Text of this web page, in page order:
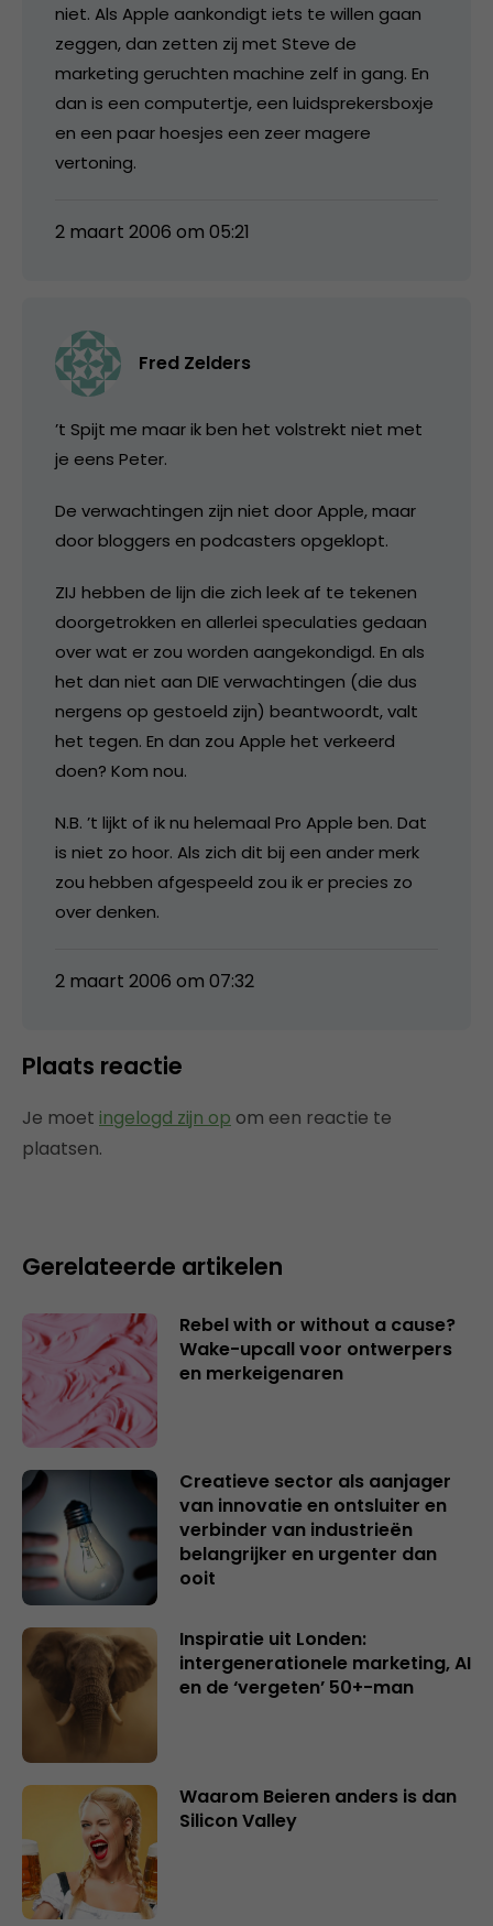
niet. Als Apple aankondigt iets te willen gaan
zeggen, dan zetten zij met Steve de
marketing geruchten machine zelf in gang. En
dan is een computertje, een luidsprekersboxje
en een paar hoesjes een zeer magere
vertoning.
2 maart 2006 om 05:21
Fred Zelders
’t Spijt me maar ik ben het volstrekt niet met
je eens Peter.
De verwachtingen zijn niet door Apple, maar
door bloggers en podcasters opgeklopt.
ZIJ hebben de lijn die zich leek af te tekenen
doorgetrokken en allerlei speculaties gedaan
over wat er zou worden aangekondigd. En als
het dan niet aan DIE verwachtingen (die dus
nergens op gestoeld zijn) beantwoordt, valt
het tegen. En dan zou Apple het verkeerd
doen? Kom nou.
N.B. ’t lijkt of ik nu helemaal Pro Apple ben. Dat
is niet zo hoor. Als zich dit bij een ander merk
zou hebben afgespeeld zou ik er precies zo
over denken.
2 maart 2006 om 07:32
Plaats reactie
Je moet ingelogd zijn op om een reactie te
plaatsen.
Gerelateerde artikelen
Rebel with or without a cause?
Wake-upcall voor ontwerpers
en merkeigenaren
Creatieve sector als aanjager
van innovatie en ontsluiter en
verbinder van industrieën
belangrijker en urgenter dan
ooit
Inspiratie uit Londen:
intergenerationele marketing, AI
en de ‘vergeten’ 50+-man
Waarom Beieren anders is dan
Silicon Valley